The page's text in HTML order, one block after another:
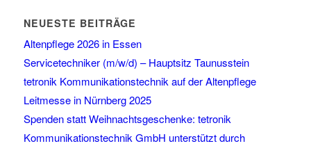
NEUESTE BEITRÄGE
Altenpflege 2026 in Essen
Servicetechniker (m/w/d) – Hauptsitz Taunusstein
tetronik Kommunikationstechnik auf der Altenpflege
Leitmesse in Nürnberg 2025
Spenden statt Weihnachtsgeschenke: tetronik
Kommunikationstechnik GmbH unterstützt durch